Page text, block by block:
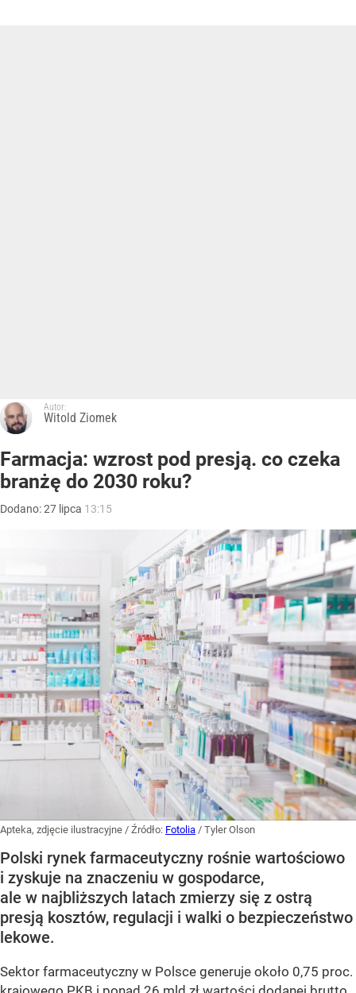
Autor:
Witold Ziomek
Farmacja: wzrost pod presją. co czeka
branżę do 2030 roku?
Dodano:27 lipca 13:15
Apteka, zdjęcie ilustracyjne / Źródło: Fotolia / Tyler Olson
Polski rynek farmaceutyczny rośnie wartościowo
i zyskuje na znaczeniu w gospodarce,
ale w najbliższych latach zmierzy się z ostrą
presją kosztów, regulacji i walki o bezpieczeństwo
lekowe.
Sektor farmaceutyczny w Polsce generuje około 0,75 proc.